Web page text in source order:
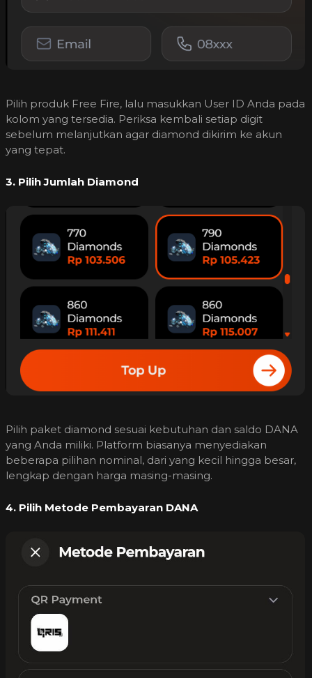
Pilih produk Free Fire, lalu masukkan User ID Anda pada
kolom yang tersedia. Periksa kembali setiap digit
sebelum melanjutkan agar diamond dikirim ke akun
yang tepat.
3. Pilih Jumlah Diamond
Pilih paket diamond sesuai kebutuhan dan saldo DANA
yang Anda miliki. Platform biasanya menyediakan
beberapa pilihan nominal, dari yang kecil hingga besar,
lengkap dengan harga masing-masing.
4. Pilih Metode Pembayaran DANA